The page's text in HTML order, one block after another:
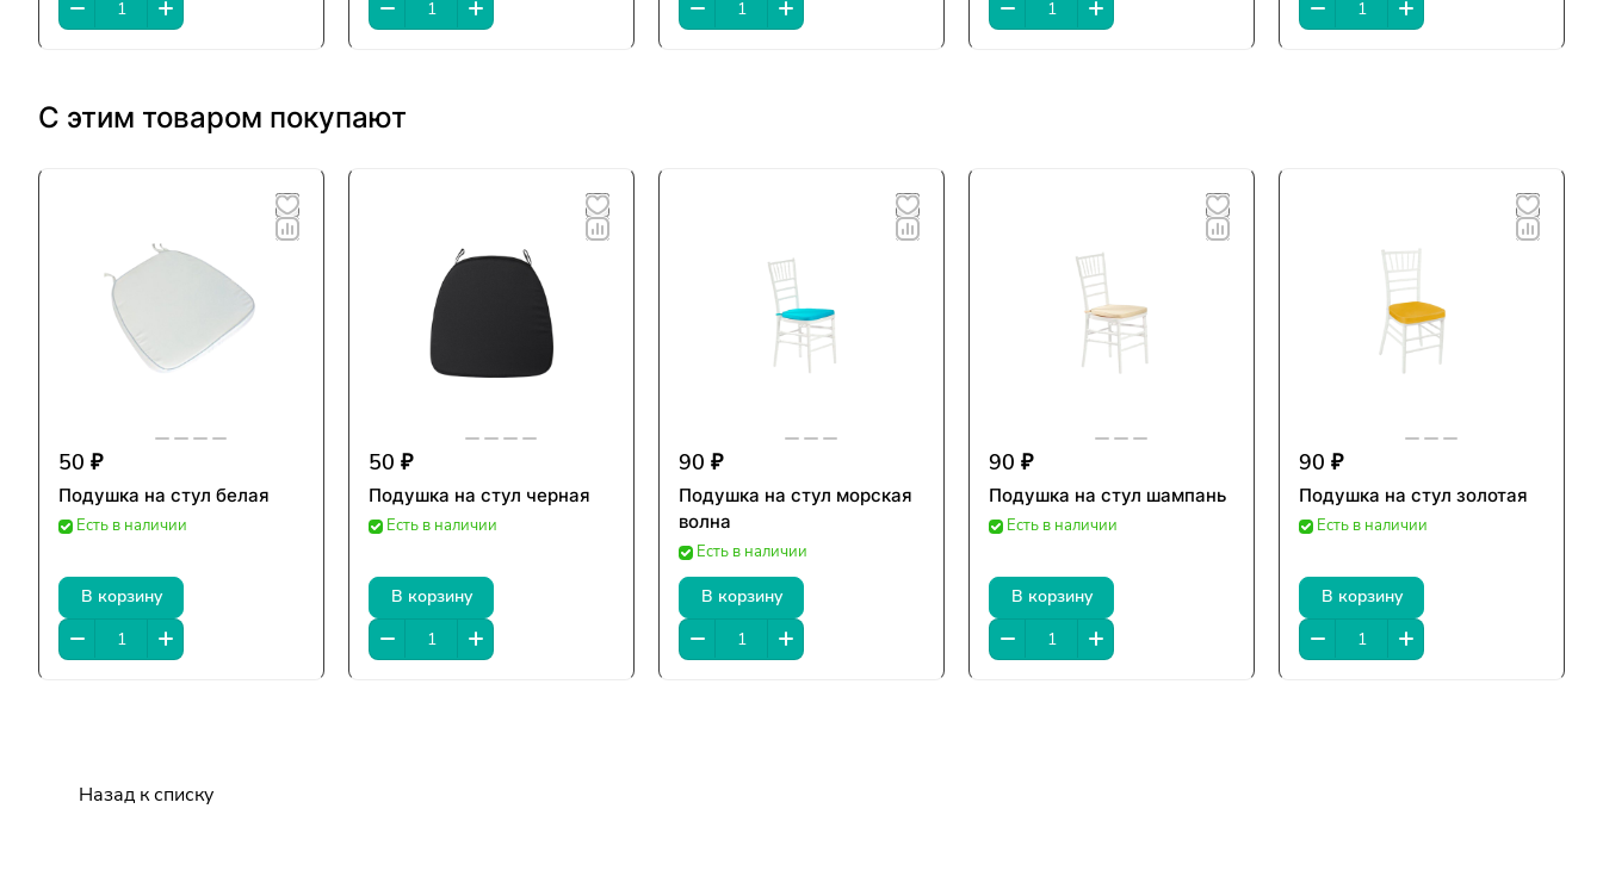
С этим товаром покупают
50 ₽
Подушка на стул белая
Есть в наличии
В корзину
50 ₽
Подушка на стул черная
Есть в наличии
В корзину
90 ₽
Подушка на стул морская
волна
Есть в наличии
В корзину
90 ₽
Подушка на стул шампань
Есть в наличии
В корзину
90 ₽
Подушка на стул золотая
Есть в наличии
В корзину
Назад к списку